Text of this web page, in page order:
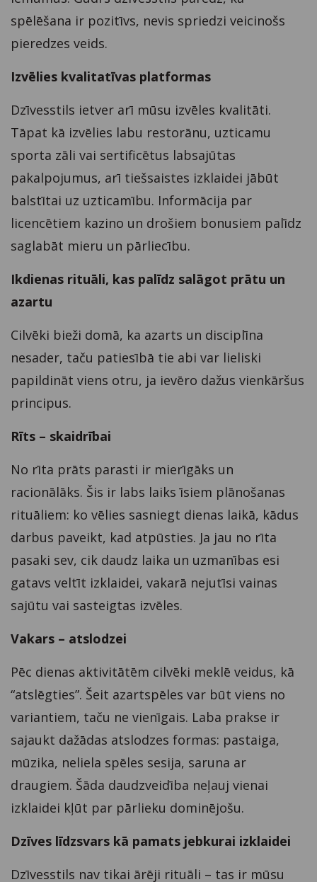
spēlēšana ir pozitīvs, nevis spriedzi veicinošs
pieredzes veids.
Izvēlies kvalitatīvas platformas
Dzīvesstils ietver arī mūsu izvēles kvalitāti.
Tāpat kā izvēlies labu restorānu, uzticamu
sporta zāli vai sertificētus labsajūtas
pakalpojumus, arī tiešsaistes izklaidei jābūt
balstītai uz uzticamību. Informācija par
licencētiem kazino un drošiem bonusiem palīdz
saglabāt mieru un pārliecību.
Ikdienas rituāli, kas palīdz salāgot prātu un
azartu
Cilvēki bieži domā, ka azarts un disciplīna
nesader, taču patiesībā tie abi var lieliski
papildināt viens otru, ja ievēro dažus vienkāršus
principus.
Rīts – skaidrībai
No rīta prāts parasti ir mierīgāks un
racionālāks. Šis ir labs laiks īsiem plānošanas
rituāliem: ko vēlies sasniegt dienas laikā, kādus
darbus paveikt, kad atpūsties. Ja jau no rīta
pasaki sev, cik daudz laika un uzmanības esi
gatavs veltīt izklaidei, vakarā nejutīsi vainas
sajūtu vai sasteigtas izvēles.
Vakars – atslodzei
Pēc dienas aktivitātēm cilvēki meklē veidus, kā
“atslēgties”. Šeit azartspēles var būt viens no
variantiem, taču ne vienīgais. Laba prakse ir
sajaukt dažādas atslodzes formas: pastaiga,
mūzika, neliela spēles sesija, saruna ar
draugiem. Šāda daudzveidība neļauj vienai
izklaidei kļūt par pārlieku dominējošu.
Dzīves līdzsvars kā pamats jebkurai izklaidei
Dzīvesstils nav tikai ārēji rituāli – tas ir mūsu